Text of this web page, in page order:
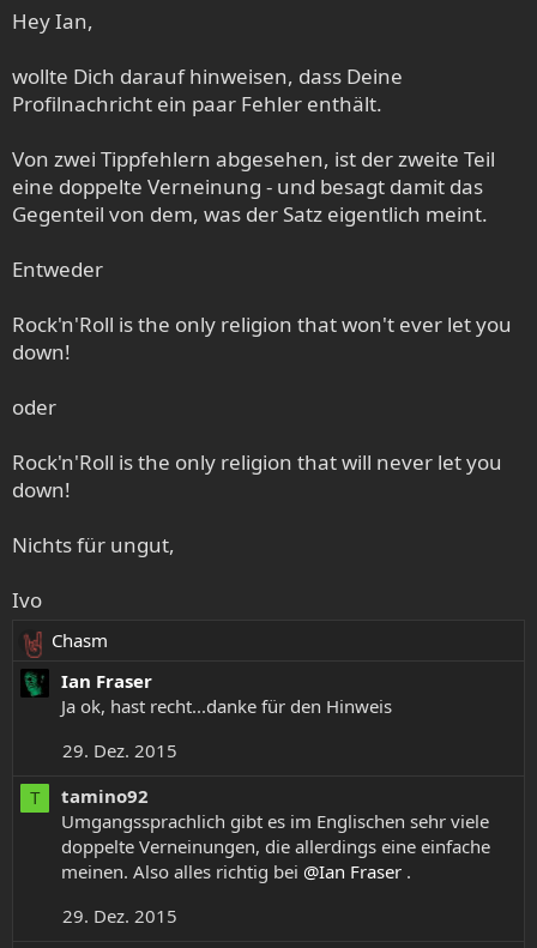
n
:
t
o
n
n
:
Hey Ian,
wollte Dich darauf hinweisen, dass Deine
Profilnachricht ein paar Fehler enthält.
Von zwei Tippfehlern abgesehen, ist der zweite Teil
eine doppelte Verneinung - und besagt damit das
Gegenteil von dem, was der Satz eigentlich meint.
Entweder
Rock'n'Roll is the only religion that won't ever let you
down!
oder
Rock'n'Roll is the only religion that will never let you
down!
Nichts für ungut,
Ivo
R
e
a
Chasm
Ian Fraser
Ja ok, hast recht...danke für den Hinweis
29. Dez. 2015
T
tamino92
Umgangssprachlich gibt es im Englischen sehr viele
doppelte Verneinungen, die allerdings eine einfache
meinen. Also alles richtig bei @Ian Fraser .
29. Dez. 2015